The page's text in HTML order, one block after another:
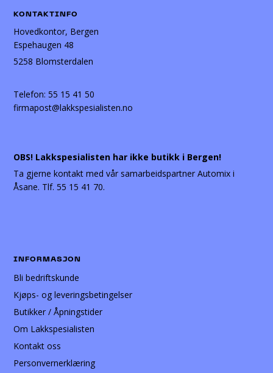
KONTAKTINFO
Hovedkontor, Bergen
Espehaugen 48
5258 Blomsterdalen
Telefon:55 15 41 50
firmapost@lakkspesialisten.no
OBS! Lakkspesialisten har ikke butikk i Bergen!
Ta gjerne kontakt med vår samarbeidspartner Automix i
Åsane. Tlf. 55 15 41 70.
INFORMASJON
Bli bedriftskunde
Kjøps- og leveringsbetingelser
Butikker / Åpningstider
Om Lakkspesialisten
Kontakt oss
Personvernerklæring